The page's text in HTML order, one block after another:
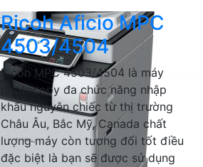
Ricoh Aficio MPC
4503/4504
Ricoh MPC 4503/4504 là máy
photocopy đa chức năng nhập
khẩu nguyên chiếc từ thị trường
Châu Âu, Bắc Mỹ, Canada chất
lượng máy còn tương đối tốt điều
đặc biệt là bạn sẽ được sử dụng